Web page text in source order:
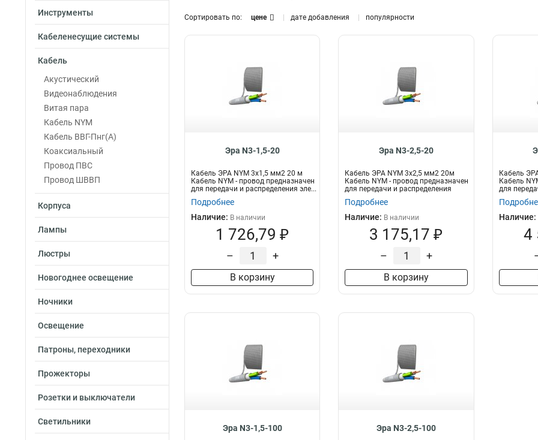
Инструменты
Кабеленесущие системы
Кабель
Акустический
Видеонаблюдения
Витая пара
Кабель NYM
Кабель ВВГ-Пнг(А)
Коаксиальный
Провод ПВС
Провод ШВВП
Корпуса
Лампы
Люстры
Новогоднее освещение
Ночники
Освещение
Патроны, переходники
Прожекторы
Розетки и выключатели
Светильники
Сортировать по: цене дате добавления популярности
Эра N3-1,5-20
Кабель ЭРА NYM 3х1,5 мм2 20 м
Кабель NYM - провод предназначен
для передачи и распределения эле...
Подробнее
Наличие: В наличии
1 726,79 ₽
– +
В корзину
Эра N3-2,5-20
Кабель ЭРА NYM 3х2,5 мм2 20м
Кабель NYM - провод предназначен
для передачи и распределения
Подробнее
Наличие: В наличии
3 175,17 ₽
– +
В корзину
Кабель
Кабель
для
Наличие:
4
Эра N3-1,5-100 Эра N3-2,5-100